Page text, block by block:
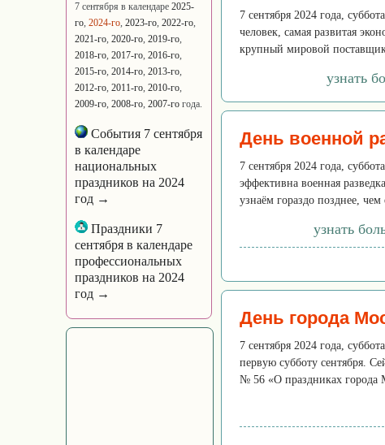
7 сентября в календаре 2025-
го, 2024-го, 2023-го, 2022-го,
2021-го, 2020-го, 2019-го,
2018-го, 2017-го, 2016-го,
2015-го, 2014-го, 2013-го,
2012-го, 2011-го, 2010-го,
2009-го, 2008-го, 2007-го года.
События 7 сентября
в календаре
национальных
праздников на 2024
год →
Праздники 7
сентября в календаре
профессиональных
праздников на 2024
год →
7 сентября 2024 года,
человек, самая развитая
крупный мировой
узнать
День военной
7 сентября 2024 года,
эффективна военная
узнаём гораздо позднее,
узнать
День города
7 сентября 2024 года,
первую субботу сентября.
№ 56 «О праздниках города